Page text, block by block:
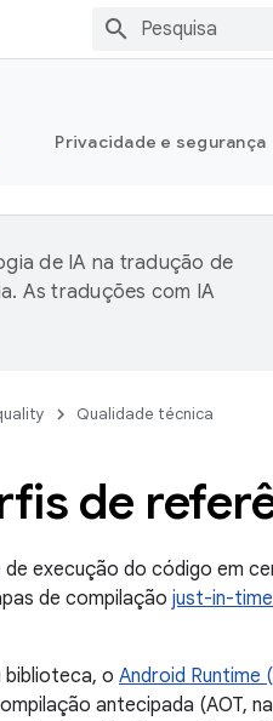
Privacidade e segurança
de IA na tradução de
As traduções com IA
Qualidade técnica
de
execução do código em
de compilação just-in-
biblioteca, o Android Runtime
antecipada (AOT,